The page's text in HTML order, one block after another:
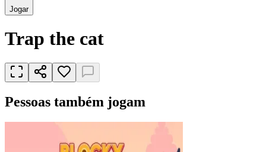
Jogar
Trap the cat
Pessoas também jogam